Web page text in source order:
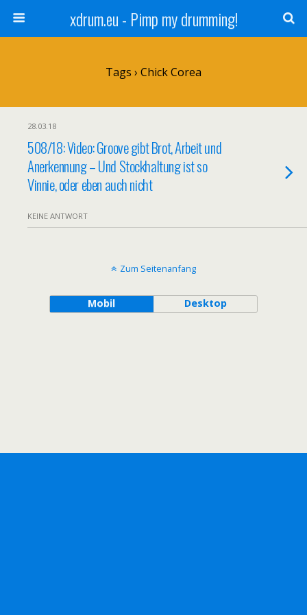
xdrum.eu - Pimp my drumming!
Tags › Chick Corea
28.03.18
508/18: Video: Groove gibt Brot, Arbeit und
Anerkennung – Und Stockhaltung ist so
Vinnie, oder eben auch nicht
KEINE ANTWORT
Zum Seitenanfang
Mobil Desktop